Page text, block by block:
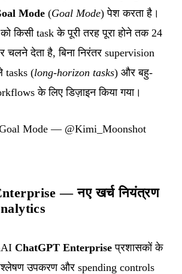
Mode (Goal Mode) पेश करता है।
किसी task के पूरी तरह पूरा होने तक 24
चलने देता है, बिना निरंतर supervision
tasks (long-horizon tasks) और बहु-
के लिए डिज़ाइन किया गया।
Mode — @Kimi_Moonshot
— नए खर्च नियंत्रण
ChatGPT Enterprise प्रशासकों के
उपकरण और spending controls